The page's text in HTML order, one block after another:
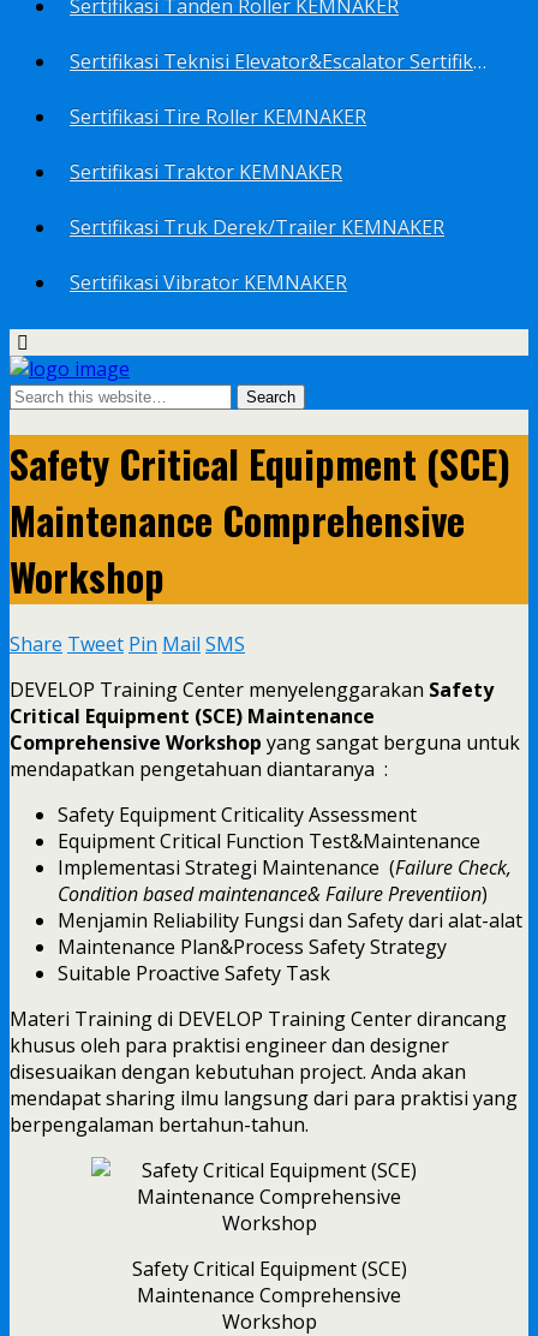
Sertifikasi Tanden Roller KEMNAKER
Sertifikasi Teknisi Elevator&Escalator Sertifikat Kemenaker KEMNAKER
Sertifikasi Tire Roller KEMNAKER
Sertifikasi Traktor KEMNAKER
Sertifikasi Truk Derek/Trailer KEMNAKER
Sertifikasi Vibrator KEMNAKER
Safety Critical Equipment (SCE)
Maintenance Comprehensive
Workshop
Share Tweet Pin Mail SMS
DEVELOP Training Center menyelenggarakan Safety
Critical Equipment (SCE) Maintenance
Comprehensive Workshop yang sangat berguna untuk
mendapatkan pengetahuan diantaranya :
Safety Equipment Criticality Assessment
Equipment Critical Function Test&Maintenance
Implementasi Strategi Maintenance (Failure Check,
Condition based maintenance& Failure Preventiion)
Menjamin Reliability Fungsi dan Safety dari alat-alat
Maintenance Plan&Process Safety Strategy
Suitable Proactive Safety Task
Materi Training di DEVELOP Training Center dirancang
khusus oleh para praktisi engineer dan designer
disesuaikan dengan kebutuhan project. Anda akan
mendapat sharing ilmu langsung dari para praktisi yang
berpengalaman bertahun-tahun.
Safety Critical Equipment (SCE)
Maintenance Comprehensive
Workshop